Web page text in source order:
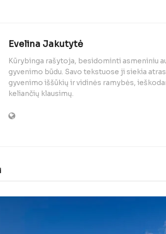
Evelina Jakutytė
Kūrybinga rašytoja, besidominti asmeniniu
gyvenimo būdu. Savo tekstuose ji siekia
gyvenimo iššūkių ir vidinės ramybės,
keliančių klausimų.